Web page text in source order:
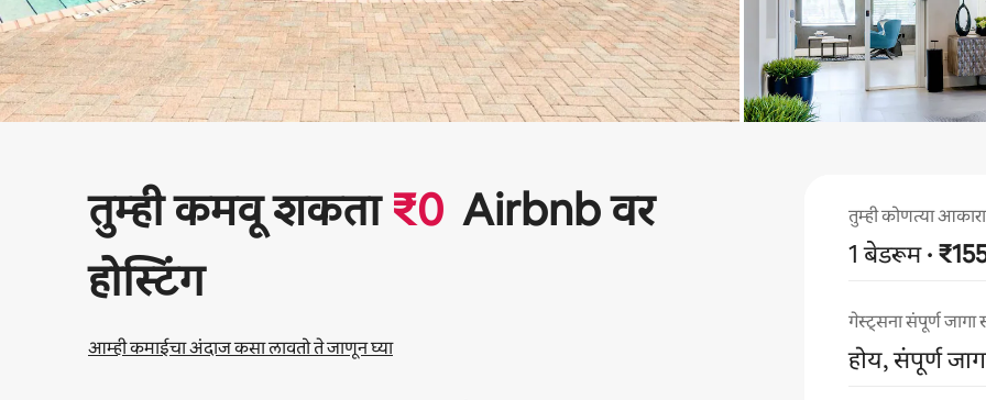
तुम्‍ही कमवू शकता ₹0 Airbnb वर
होस्टिंग
आम्ही कमाईचा अंदाज कसा लावतो ते जाणून घ्या
तुम्ही कोणत्या
1 बेडरूम ·
गेस्ट्सना संपूर्ण जागा
होय, संपूर्ण